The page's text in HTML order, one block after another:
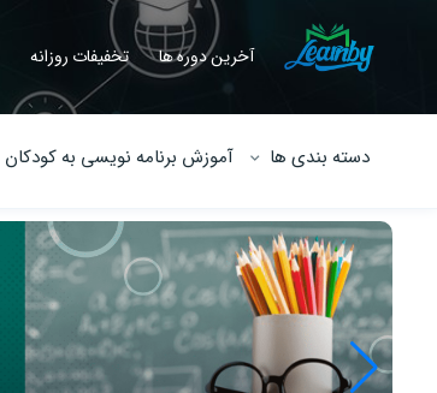
آخرین دوره ها تخفیفات روزانه
دسته بندی ها آموزش برنامه نویسی به کودکان